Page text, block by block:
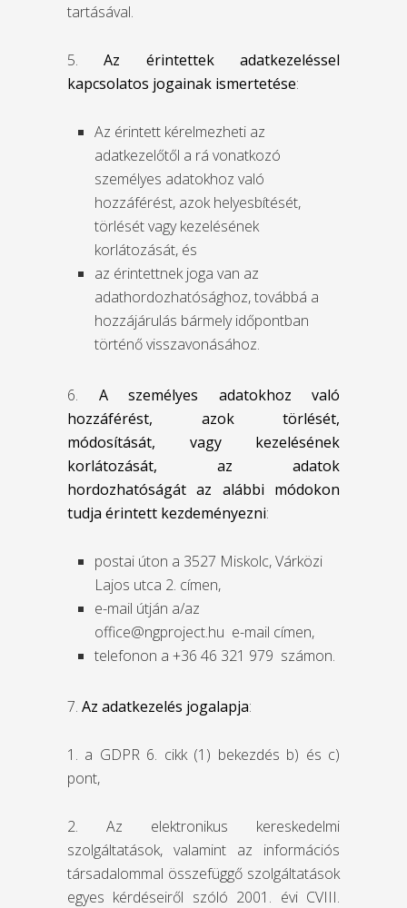
tartásával.
5. Az érintettek adatkezeléssel
kapcsolatos jogainak ismertetése:
Az érintett kérelmezheti az
adatkezelőtől a rá vonatkozó
személyes adatokhoz való
hozzáférést, azok helyesbítését,
törlését vagy kezelésének
korlátozását, és
az érintettnek joga van az
adathordozhatósághoz, továbbá a
hozzájárulás bármely időpontban
történő visszavonásához.
6. A személyes adatokhoz való
hozzáférést, azok törlését,
módosítását, vagy kezelésének
korlátozását, az adatok
hordozhatóságát az alábbi módokon
tudja érintett kezdeményezni:
postai úton a 3527 Miskolc, Várközi
Lajos utca 2. címen,
e-mail útján a/az
office@ngproject.hu e-mail címen,
telefonon a +36 46 321 979 számon.
7. Az adatkezelés jogalapja:
1. a GDPR 6. cikk (1) bekezdés b) és c)
pont,
2. Az elektronikus kereskedelmi
szolgáltatások, valamint az információs
társadalommal összefüggő szolgáltatások
egyes kérdéseiről szóló 2001. évi CVIII.